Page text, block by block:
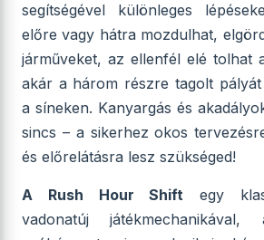
segítségével különleges
előre vagy hátra mozdulhat,
járműveket, az ellenfél elé tolhat
akár a három részre tagolt pályát
a síneken. Kanyargás és
sincs – a sikerhez okos
és előrelátásra lesz szükséged!
A Rush Hour Shift egy
vadonatúj játékmechanikával,